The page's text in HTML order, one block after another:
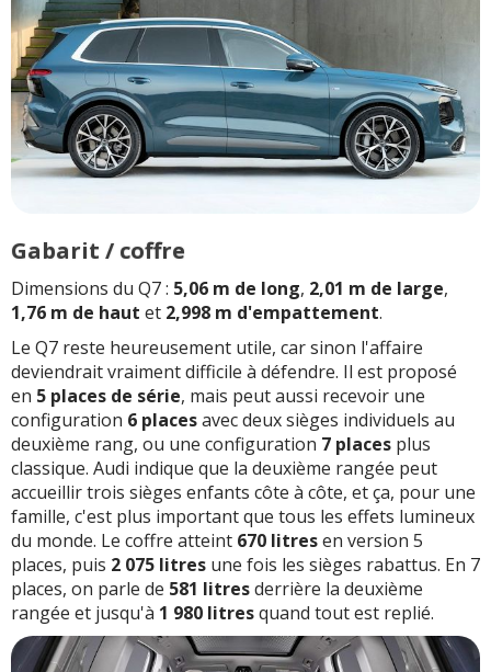
Gabarit / coffre
Dimensions du Q7 : 5,06 m de long, 2,01 m de large,
1,76 m de haut et 2,998 m d'empattement.
Le Q7 reste heureusement utile, car sinon l'affaire
deviendrait vraiment difficile à défendre. Il est proposé
en 5 places de série, mais peut aussi recevoir une
configuration 6 placesavec deux sièges individuels au
deuxième rang, ou une configuration 7 places plus
classique. Audi indique que la deuxième rangée peut
accueillir trois sièges enfants côte à côte, et ça, pour une
famille, c'est plus important que tous les effets lumineux
du monde. Le coffre atteint 670 litresen version 5
places, puis 2 075 litres une fois les sièges rabattus. En 7
places, on parle de 581 litresderrière la deuxième
rangée et jusqu'à 1 980 litresquand tout est replié.